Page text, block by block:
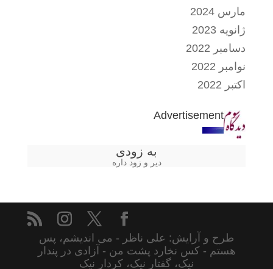
مارس 2024
ژانویه 2023
دسامبر 2022
نوامبر 2022
اکتبر 2022
Advertisement
به زودی
دیر و زود داره
طرح و آرایش: علی ناظر - می اندیشم، پس
هستم - کس نخارد پشت من - آزادی در پندار
نیک، گفتار نیک، کردار نیک